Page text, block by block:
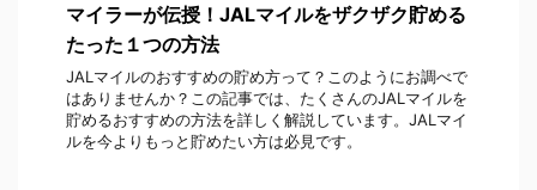
マイラーが伝授！JALマイルをザクザク貯める
たった１つの方法
JALマイルのおすすめの貯め方って？このようにお調べで
はありませんか？この記事では、たくさんのJALマイルを
貯めるおすすめの方法を詳しく解説しています。JALマイ
ルを今よりもっと貯めたい方は必見です。